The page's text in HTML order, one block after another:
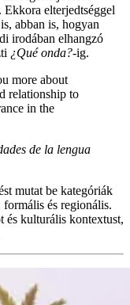
Ekkora elterjedtséggel
abban is, hogyan
irodában elhangzó
¿Qué onda?-ig.
more about
relationship to
in the
de la lengua
mutat be kategóriák
és regionális.
és kulturális kontextust,